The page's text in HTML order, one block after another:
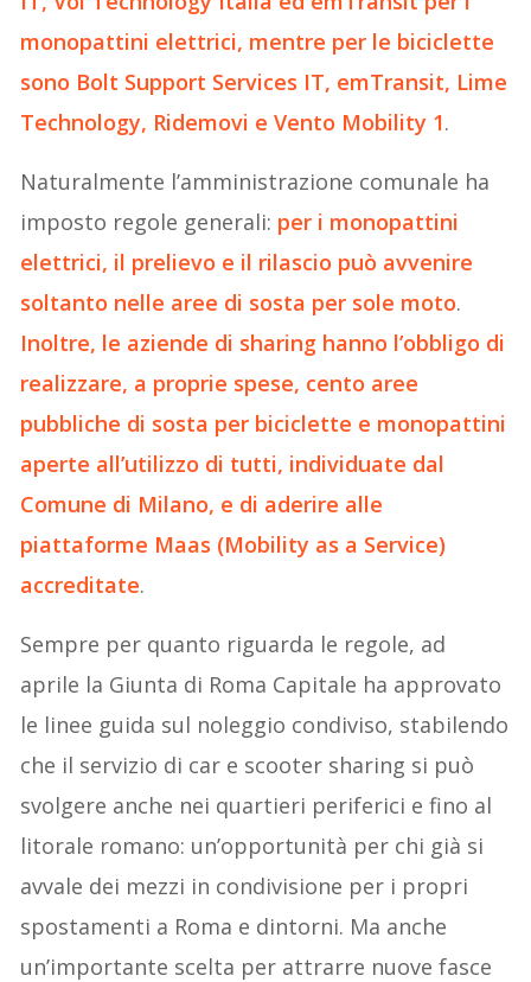
monopattini elettrici, mentre per le biciclette
sono Bolt Support Services IT, emTransit, Lime
Technology, Ridemovi e Vento Mobility 1.
Naturalmente l’amministrazione comunale ha
imposto regole generali: per i monopattini
elettrici, il prelievo e il rilascio può avvenire
soltanto nelle aree di sosta per sole moto.
Inoltre, le aziende di sharing hanno l’obbligo di
realizzare, a proprie spese, cento aree
pubbliche di sosta per biciclette e monopattini
aperte all’utilizzo di tutti, individuate dal
Comune di Milano, e di aderire alle
piattaforme Maas (Mobility as a Service)
accreditate.
Sempre per quanto riguarda le regole, ad
aprile la Giunta di Roma Capitale ha approvato
le linee guida sul noleggio condiviso, stabilendo
che il servizio di car e scooter sharing si può
svolgere anche nei quartieri periferici e fino al
litorale romano: un’opportunità per chi già si
avvale dei mezzi in condivisione per i propri
spostamenti a Roma e dintorni. Ma anche
un’importante scelta per attrarre nuove fasce